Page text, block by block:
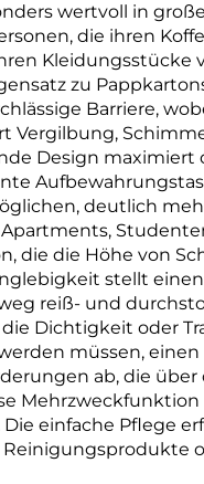
wertvoll in
die ihren
Kleidungsstücke
zu
Barriere,
Vergilbung,
Design maximiert
deutlich
die die Höhe von
stellt
reiß- und
Dichtigkeit oder
müssen,
ab, die über
einfache Pflege